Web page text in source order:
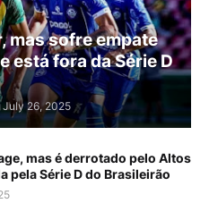
mas sofre empate
está fora da Série D
July 26, 2025
mas é derrotado pelo Altos
pela Série D do Brasileirão